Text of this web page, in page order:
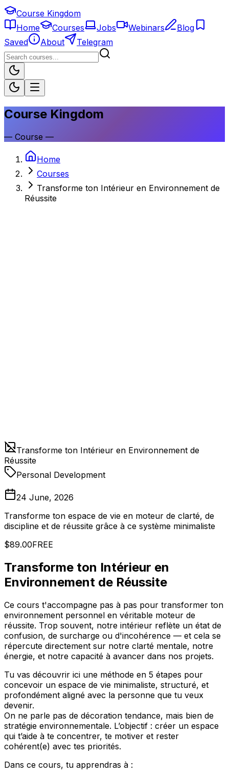
Course Kingdom
Home
Courses Jobs Webinars
Blog
Saved
About Telegram
Course Kingdom
— Course —
Home
Courses
Transforme ton Intérieur en Environnement de
Réussite
Transforme ton Intérieur en Environnement de
Réussite
Personal Development
24 June, 2026
Transforme ton espace de vie en moteur de clarté, de
discipline et de réussite grâce à ce système minimaliste
$89.00FREE
Transforme ton Intérieur en
Environnement de Réussite
Ce cours t'accompagne pas à pas pour transformer ton
environnement personnel en véritable moteur de
réussite. Trop souvent, notre intérieur reflète un état de
confusion, de surcharge ou d'incohérence — et cela se
répercute directement sur notre clarté mentale, notre
énergie, et notre capacité à avancer dans nos projets.
Tu vas découvrir ici une méthode en 5 étapes pour
concevoir un espace de vie minimaliste, structuré, et
profondément aligné avec la personne que tu veux
devenir.
On ne parle pas de décoration tendance, mais bien de
stratégie environnementale. L’objectif : créer un espace
qui t’aide à te concentrer, te motiver et rester
cohérent(e) avec tes priorités.
Dans ce cours, tu apprendras à :